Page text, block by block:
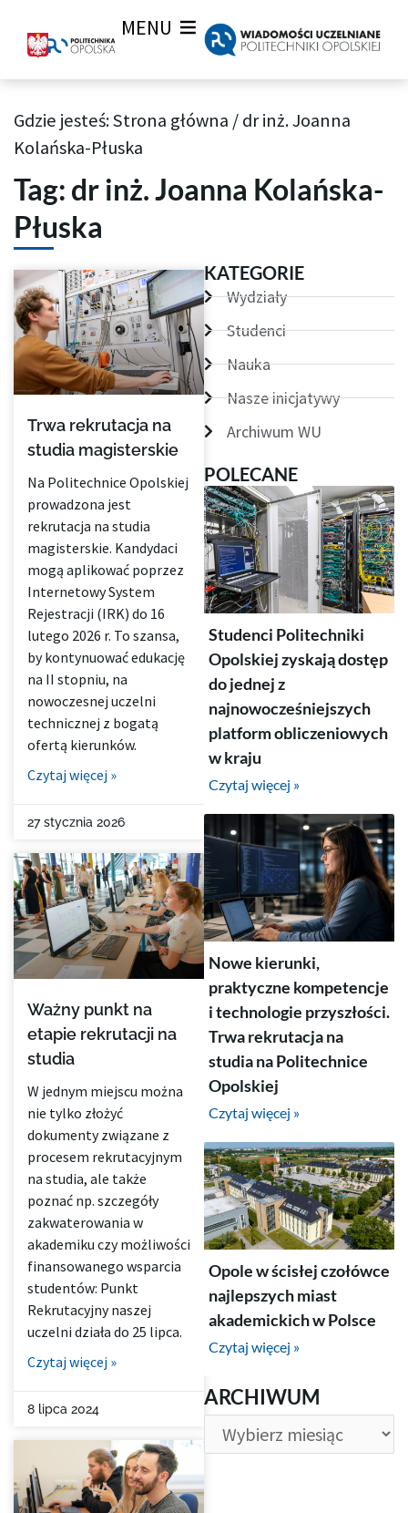
MENU
Archiwum Tagów aktualności Wiadomości uczelnianych
Gdzie jesteś:Strona główna /dr inż. Joanna
Kolańska-Płuska
Tag: dr inż. Joanna Kolańska-
Płuska
Trwa rekrutacja na
studia magisterskie
Na Politechnice Opolskiej
prowadzona jest
rekrutacja na studia
magisterskie. Kandydaci
mogą aplikować poprzez
Internetowy System
Rejestracji (IRK) do 16
lutego 2026 r. To szansa,
by kontynuować edukację
na II stopniu, na
nowoczesnej uczelni
technicznej z bogatą
ofertą kierunków.
Czytaj więcej »
27 stycznia 2026
Ważny punkt na
etapie rekrutacji na
studia
W jednym miejscu można
nie tylko złożyć
dokumenty związane z
procesem rekrutacyjnym
na studia, ale także
poznać np. szczegóły
zakwaterowania w
akademiku czy możliwości
finansowanego wsparcia
studentów: Punkt
Rekrutacyjny naszej
uczelni działa do 25 lipca.
Czytaj więcej »
8 lipca 2024
KATEGORIE
Wydziały
Studenci
Nauka
Nasze inicjatywy
Archiwum WU
POLECANE
Studenci Politechniki
Opolskiej zyskają dostęp
do jednej z
najnowocześniejszych
platform obliczeniowych
w kraju
Czytaj więcej »
Nowe kierunki,
praktyczne kompetencje
i technologie przyszłości.
Trwa rekrutacja na
studia na Politechnice
Opolskiej
Czytaj więcej »
Opole w ścisłej czołówce
najlepszych miast
akademickich w Polsce
Czytaj więcej »
ARCHIWUM
ARCHIWUM